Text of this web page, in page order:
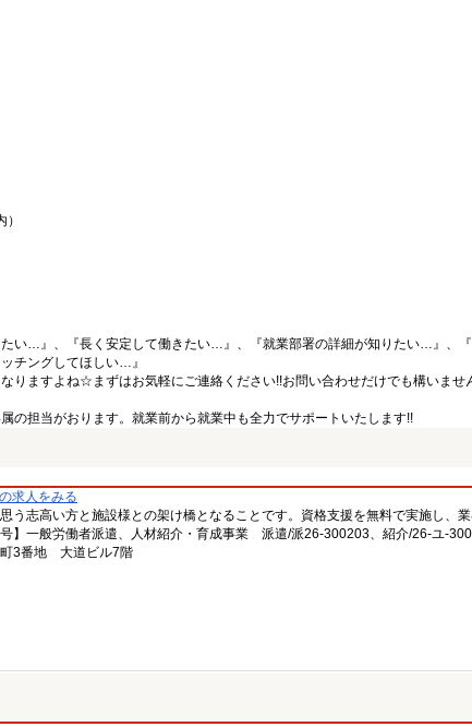
たい…』、『長く安定して働きたい…』、『就業部署の詳細が知りたい…』、
チングしてほしい…』
りますよね☆まずはお気軽にご連絡ください!!お問い合わせだけでも構いませ
の担当がおります。就業前から就業中も全力でサポートいたします!!
求人をみる
う志高い方と施設様との架け橋となることです。資格支援を無料で実施し、
】一般労働者派遣、人材紹介・育成事業 派遣/派26-300203、紹介/26-ユ-
町3番地 大道ビル7階